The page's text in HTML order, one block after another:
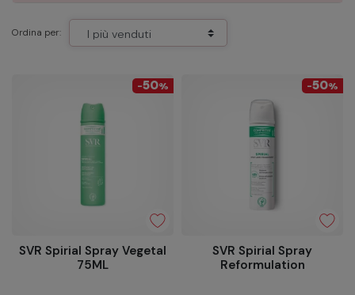
Ordina per:
-50%
SVR Spirial Spray Vegetal
75ML
-50%
SVR Spirial Spray
Reformulation